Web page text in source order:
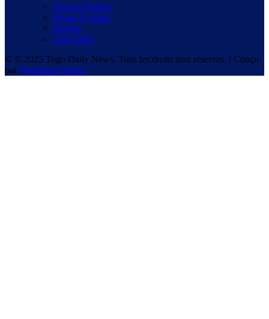
Success Stories
Jeunes Leaders
Patrons
Togo Stars
© © 2025 Togo Daily News. Tous les droits sont réserves. / Conçu
par Warketing Studio